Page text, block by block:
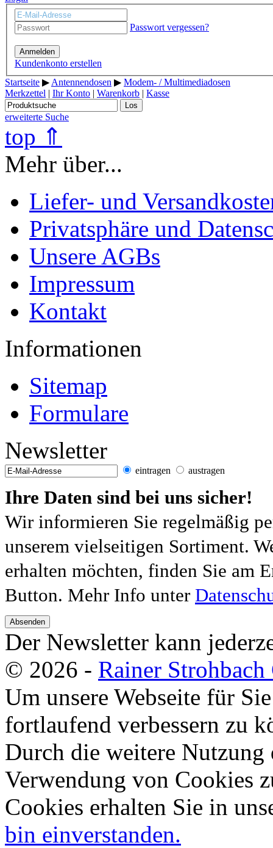
Passwort vergessen?
Anmelden
Kundenkonto erstellen
Startseite ▶ Antennendosen ▶ Modem- / Multimediadosen
Merkzettel | Ihr Konto | Warenkorb | Kasse
Los
erweiterte Suche
top ⇑
Mehr über...
Liefer- und
Privatsphäre und
Unsere AGBs
Impressum
Kontakt
Informationen
Sitemap
Formulare
Newsletter
eintragen austragen
Ihre Daten sind bei uns sicher!
Wir informieren Sie regelmäßig
unserem vielseitigen Sortiment.
erhalten möchten, finden Sie am
Button. Mehr Info unter
Absenden
Der Newsletter kann
© 2026 - Rainer
Um unsere Webseite für
fortlaufend verbessern zu
Durch die weitere Nutzung
Verwendung von Cookies
Cookies erhalten Sie in
bin einverstanden.